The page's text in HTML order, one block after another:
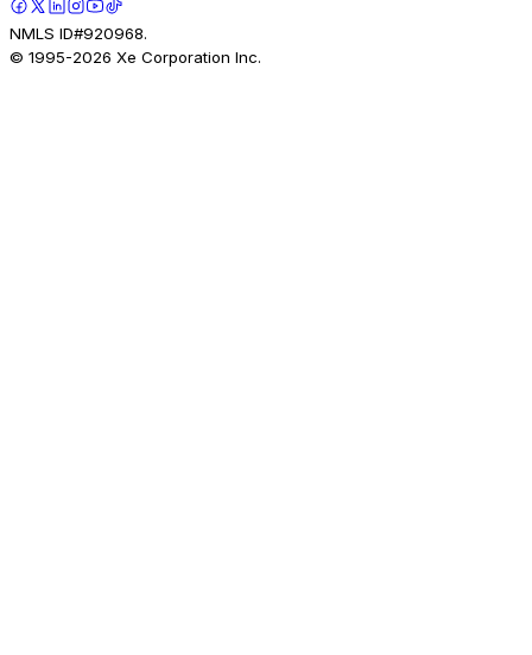
NMLS ID#920968.
© 1995-2026 Xe Corporation Inc.